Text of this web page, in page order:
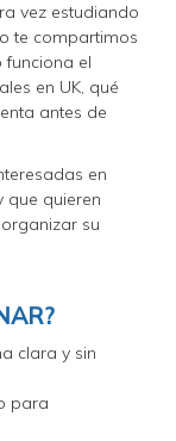
vez estudiando
te compartimos
el
en UK, qué
antes de
en
que quieren
su
clara y sin
para